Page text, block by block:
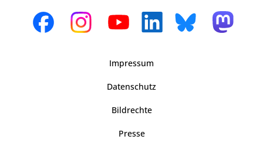
Impressum
Datenschutz
Bildrechte
Presse